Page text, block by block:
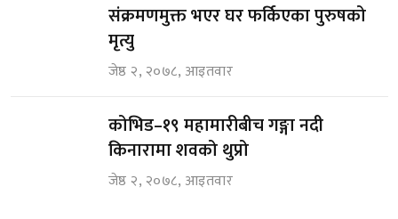
संक्रमणमुक्त भएर घर फर्किएका पुरुषको
मृत्यु
जेष्ठ २, २०७८, आइतवार
कोभिड–१९ महामारीबीच गङ्गा नदी
किनारामा शवको थुप्रो
जेष्ठ २, २०७८, आइतवार